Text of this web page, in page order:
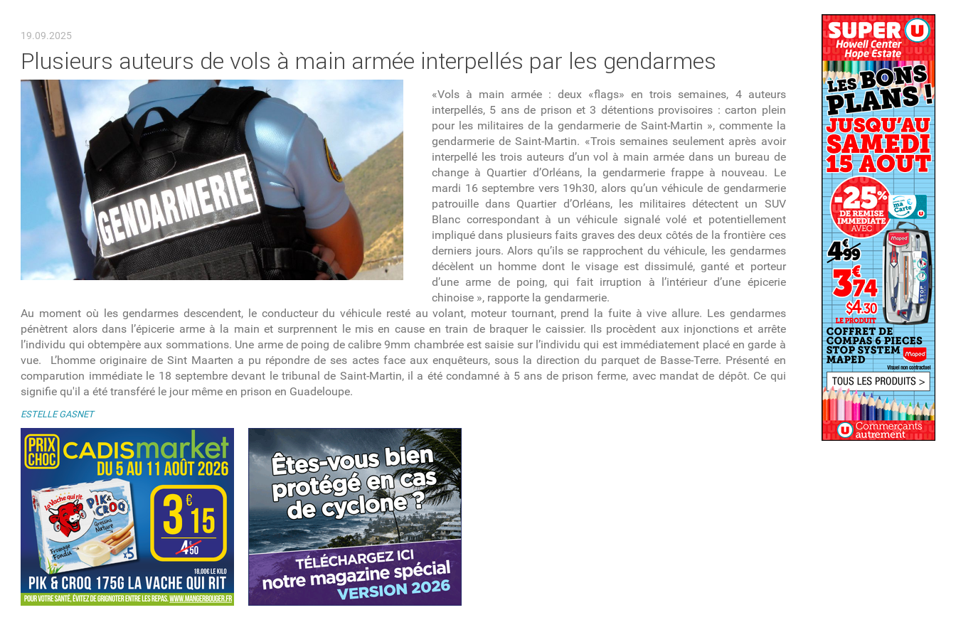
19.09.2025
Plusieurs auteurs de vols à main armée interpellés par les gendarmes
«Vols à main armée : deux «flags» en trois semaines, 4 auteurs
interpellés, 5 ans de prison et 3 détentions provisoires : carton plein
pour les militaires de la gendarmerie de Saint-Martin », commente la
gendarmerie de Saint-Martin. «Trois semaines seulement après avoir
interpellé les trois auteurs d’un vol à main armée dans un bureau de
change à Quartier d’Orléans, la gendarmerie frappe à nouveau. Le
mardi 16 septembre vers 19h30, alors qu’un véhicule de gendarmerie
patrouille dans Quartier d’Orléans, les militaires détectent un SUV
Blanc correspondant à un véhicule signalé volé et potentiellement
impliqué dans plusieurs faits graves des deux côtés de la frontière ces
derniers jours. Alors qu’ils se rapprochent du véhicule, les gendarmes
décèlent un homme dont le visage est dissimulé, ganté et porteur
d’une arme de poing, qui fait irruption à l’intérieur d’une épicerie
chinoise », rapporte la gendarmerie.
Au moment où les gendarmes descendent, le conducteur du véhicule resté au volant, moteur tournant, prend la fuite à vive allure. Les gendarmes
pénètrent alors dans l’épicerie arme à la main et surprennent le mis en cause en train de braquer le caissier. Ils procèdent aux injonctions et arrête
l’individu qui obtempère aux sommations. Une arme de poing de calibre 9mm chambrée est saisie sur l’individu qui est immédiatement placé en garde à
vue. L’homme originaire de Sint Maarten a pu répondre de ses actes face aux enquêteurs, sous la direction du parquet de Basse-Terre. Présenté en
comparution immédiate le 18 septembre devant le tribunal de Saint-Martin, il a été condamné à 5 ans de prison ferme, avec mandat de dépôt. Ce qui
signifie qu'il a été transféré le jour même en prison en Guadeloupe.
ESTELLE GASNET